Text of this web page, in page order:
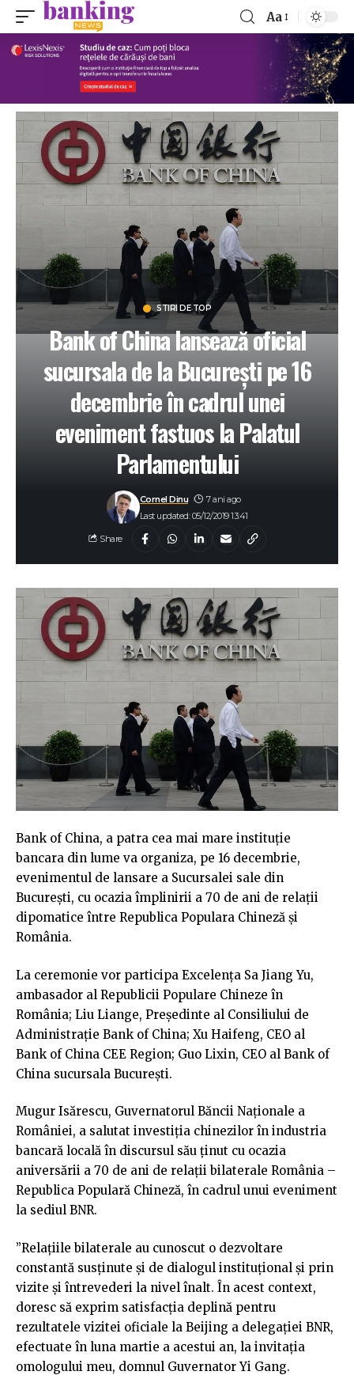
Aa
STIRI DE TOP
Bank of China lansează oficial
sucursala de la București pe 16
decembrie în cadrul unei
eveniment fastuos la Palatul
Parlamentului
Last updated: 05/12/2019 13:41
Cornel Dinu 7 ani ago
Share
Bank of China, a patra cea mai mare instituție
bancara din lume va organiza, pe 16 decembrie,
evenimentul de lansare a Sucursalei sale din
București, cu ocazia împlinirii a 70 de ani de relații
dipomatice între Republica Populara Chineză și
România.
La ceremonie vor participa Excelența Sa Jiang Yu,
ambasador al Republicii Populare Chineze în
România; Liu Liange, Președinte al Consiliului de
Administrație Bank of China; Xu Haifeng, CEO al
Bank of China CEE Region; Guo Lixin, CEO al Bank of
China sucursala București.
Mugur Isărescu, Guvernatorul Băncii Naționale a
României, a salutat investiția chinezilor în industria
bancară locală în discursul său ținut cu ocazia
aniversării a 70 de ani de relații bilaterale România –
Republica Populară Chineză, în cadrul unui eveniment
la sediul BNR.
”Relațiile bilaterale au cunoscut o dezvoltare
constantă susținute și de dialogul instituțional și prin
vizite și întrevederi la nivel înalt. În acest context,
doresc să exprim satisfacția deplină pentru
rezultatele vizitei oficiale la Beijing a delegației BNR,
efectuate în luna martie a acestui an, la invitația
omologului meu, domnul Guvernator Yi Gang.